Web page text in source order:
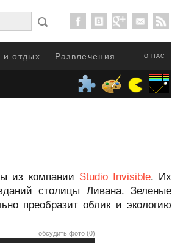
О НАС
и отдых Развлечения
из компании Studio Invisible. Их
столицы Ливана. Зеленые
преобразит облик и экологию
обсудить фото (0)